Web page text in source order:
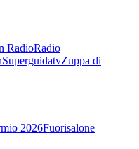
RadioRadio
SuperguidatvZuppa di
2026Fuorisalone